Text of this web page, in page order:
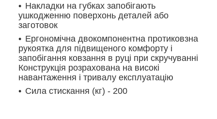
Накладки на губках запобігають
ушкодженню поверхонь деталей або
заготовок
Ергономічна двокомпонентна протиковзна
рукоятка для підвищеного комфорту і
запобігання ковзання в руці при скручуванні
Конструкція розрахована на високі
навантаження і тривалу експлуатацію
Сила стискання (кг) - 200